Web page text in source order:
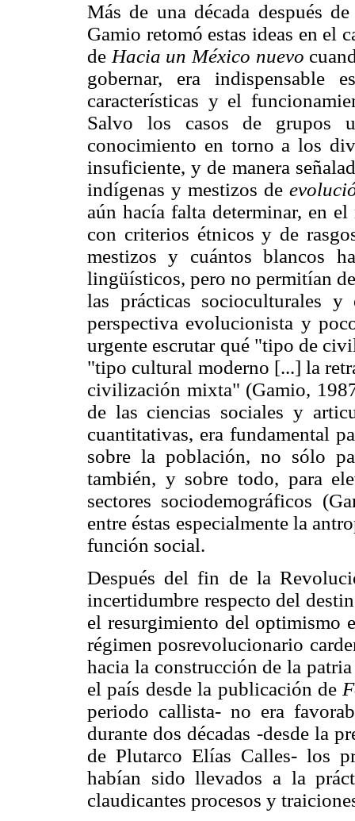
Más de una década después
Gamio retomó estas ideas en
de Hacia un México nuevo
gobernar, era indispensable
características y el
Salvo los casos de grupos
conocimiento en torno a los
insuficiente, y de manera
indígenas y mestizos de
aún hacía falta determinar, en
con criterios étnicos y de
mestizos y cuántos blancos
lingüísticos, pero no permitían
las prácticas socioculturales
perspectiva evolucionista y
urgente escrutar qué "tipo de
"tipo cultural moderno [...] la
civilización mixta" (Gamio,
de las ciencias sociales y
cuantitativas, era fundamental
sobre la población, no sólo
también, y sobre todo, para
sectores sociodemográficos
entre éstas especialmente la
función social.
Después del fin de la
incertidumbre respecto del
el resurgimiento del optimismo
régimen posrevolucionario
hacia la construcción de la
el país desde la publicación de
periodo callista- no era
durante dos décadas -desde la
de Plutarco Elías Calles- los
habían sido llevados a la
claudicantes procesos y